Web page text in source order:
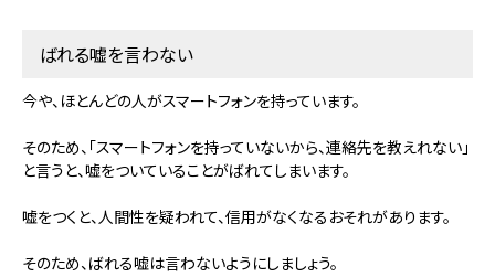
ばれる嘘を言わない
今や、ほとんどの人がスマートフォンを持っています。
そのため、「スマートフォンを持っていないから、連絡先を教えれない」
と言うと、嘘をついていることがばれてしまいます。
嘘をつくと、人間性を疑われて、信用がなくなるおそれがあります。
そのため、ばれる嘘は言わないようにしましょう。